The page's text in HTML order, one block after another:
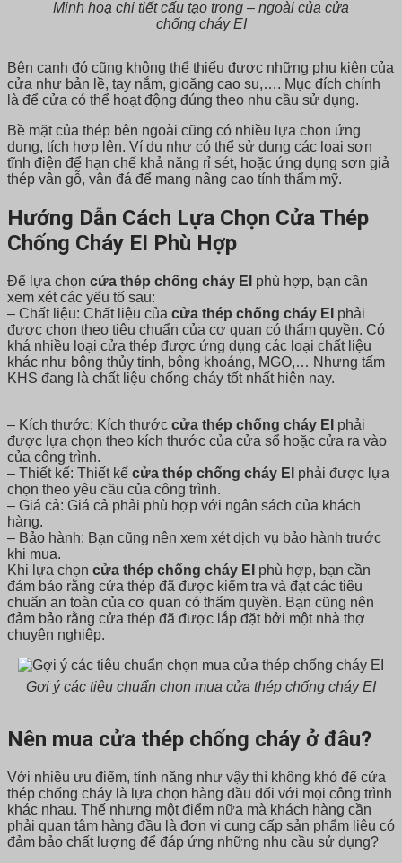
Minh hoạ chi tiết cấu tạo trong – ngoài của cửa
chống cháy EI
Bên cạnh đó cũng không thể thiếu được những phụ kiện của
cửa như bản lề, tay nắm, gioăng cao su,…. Mục đích chính
là để cửa có thể hoạt động đúng theo nhu cầu sử dụng.
Bề mặt của thép bên ngoài cũng có nhiều lựa chọn ứng
dụng, tích hợp lên. Ví dụ như có thể sử dụng các loại sơn
tĩnh điện để hạn chế khả năng rỉ sét, hoặc ứng dụng sơn giả
thép vân gỗ, vân đá để mang nâng cao tính thẩm mỹ.
Hướng Dẫn Cách Lựa Chọn Cửa Thép
Chống Cháy EI Phù Hợp
Để lựa chọn cửa thép chống cháy EI phù hợp, bạn cần
xem xét các yếu tố sau:
– Chất liệu: Chất liệu của cửa thép chống cháy EI phải
được chọn theo tiêu chuẩn của cơ quan có thẩm quyền. Có
khá nhiều loại cửa thép được ứng dụng các loại chất liệu
khác như bông thủy tinh, bông khoáng, MGO,… Nhưng tấm
KHS đang là chất liệu chống cháy tốt nhất hiện nay.
– Kích thước: Kích thước cửa thép chống cháy EI phải
được lựa chọn theo kích thước của cửa sổ hoặc cửa ra vào
của công trình.
– Thiết kế: Thiết kế cửa thép chống cháy EI phải được lựa
chọn theo yêu cầu của công trình.
– Giá cả: Giá cả phải phù hợp với ngân sách của khách
hàng.
– Bảo hành: Bạn cũng nên xem xét dịch vụ bảo hành trước
khi mua.
Khi lựa chọn cửa thép chống cháy EI phù hợp, bạn cần
đảm bảo rằng cửa thép đã được kiểm tra và đạt các tiêu
chuẩn an toàn của cơ quan có thẩm quyền. Bạn cũng nên
đảm bảo rằng cửa thép đã được lắp đặt bởi một nhà thợ
chuyên nghiệp.
Gợi ý các tiêu chuẩn chọn mua cửa thép chống cháy EI
Nên mua cửa thép chống cháy ở đâu?
Với nhiều ưu điểm, tính năng như vậy thì không khó để cửa
thép chống cháy là lựa chọn hàng đầu đối với mọi công trình
khác nhau. Thế nhưng một điểm nữa mà khách hàng cần
phải quan tâm hàng đầu là đơn vị cung cấp sản phẩm liệu có
đảm bảo chất lượng để đáp ứng những nhu cầu sử dụng?